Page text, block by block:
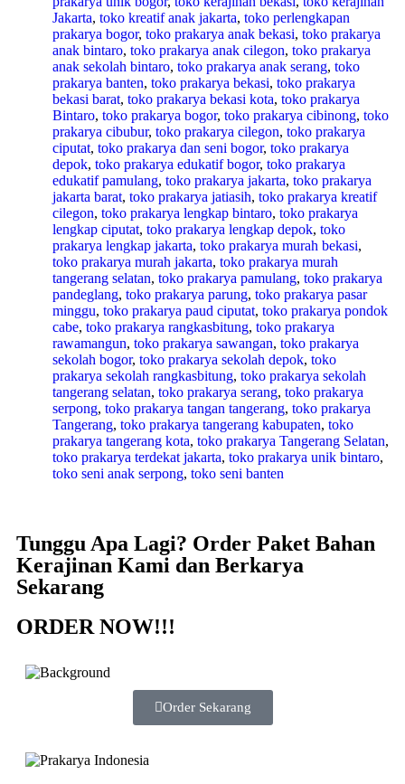
Jakarta, toko kreatif anak jakarta, toko perlengkapan
prakarya bogor, toko prakarya anak bekasi, toko prakarya
anak bintaro, toko prakarya anak cilegon, toko prakarya
anak sekolah bintaro, toko prakarya anak serang, toko
prakarya banten, toko prakarya bekasi, toko prakarya
bekasi barat, toko prakarya bekasi kota, toko prakarya
Bintaro, toko prakarya bogor, toko prakarya cibinong, toko
prakarya cibubur, toko prakarya cilegon, toko prakarya
ciputat, toko prakarya dan seni bogor, toko prakarya
depok, toko prakarya edukatif bogor, toko prakarya
edukatif pamulang, toko prakarya jakarta, toko prakarya
jakarta barat, toko prakarya jatiasih, toko prakarya kreatif
cilegon, toko prakarya lengkap bintaro, toko prakarya
lengkap ciputat, toko prakarya lengkap depok, toko
prakarya lengkap jakarta, toko prakarya murah bekasi,
toko prakarya murah jakarta, toko prakarya murah
tangerang selatan, toko prakarya pamulang, toko prakarya
pandeglang, toko prakarya parung, toko prakarya pasar
minggu, toko prakarya paud ciputat, toko prakarya pondok
cabe, toko prakarya rangkasbitung, toko prakarya
rawamangun, toko prakarya sawangan, toko prakarya
sekolah bogor, toko prakarya sekolah depok, toko
prakarya sekolah rangkasbitung, toko prakarya sekolah
tangerang selatan, toko prakarya serang, toko prakarya
serpong, toko prakarya tangan tangerang, toko prakarya
Tangerang, toko prakarya tangerang kabupaten, toko
prakarya tangerang kota, toko prakarya Tangerang Selatan,
toko prakarya terdekat jakarta, toko prakarya unik bintaro,
toko seni anak serpong, toko seni banten
Tunggu Apa Lagi? Order Paket Bahan
Kerajinan Kami dan Berkarya
Sekarang
ORDER NOW!!!
Order Sekarang